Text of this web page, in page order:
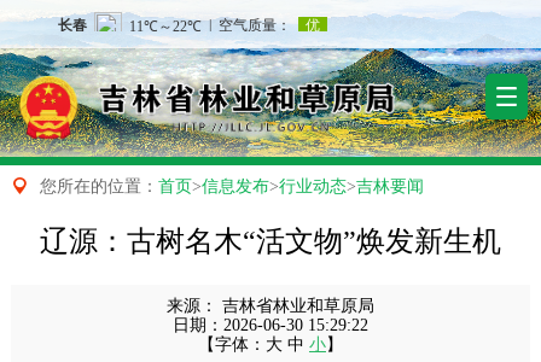
 您所在的位置： 首页>信息发布>行业动态>吉林要闻
辽源：古树名木“活文物”焕发新生机
来源：
吉林省林业和草原局
日期： 2026-06-30 15:29:22
【字体： 大 中 小】